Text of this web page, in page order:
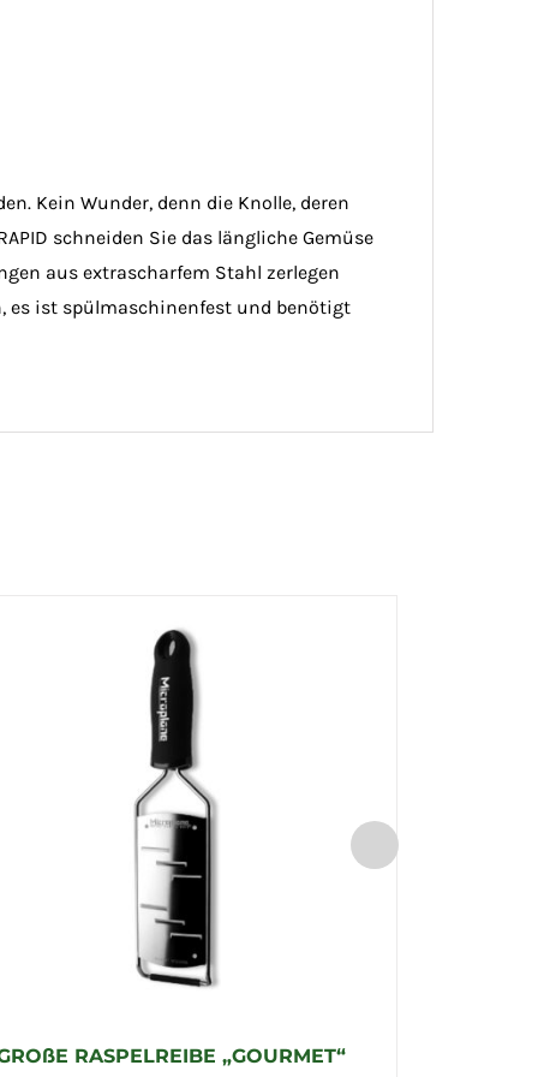
Kein Wunder, denn die Knolle, deren
schneiden Sie das längliche Gemüse
aus extrascharfem Stahl zerlegen
es ist spülmaschinenfest und benötigt
RASPELREIBE „GOURMET“